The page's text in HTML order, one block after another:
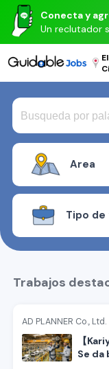
Conecta y
Un reclutador
Area
Tipo
Trabajos
AD PLANNER Co., Ltd.
【
Se da